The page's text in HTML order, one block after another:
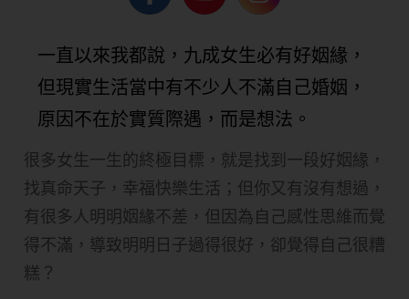
一直以來我都說，九成女生必有好姻緣，
但現實生活當中有不少人不滿自己婚姻，
原因不在於實質際遇，而是想法。
很多女生一生的終極目標，就是找到一段好姻緣，
找真命天子，幸福快樂生活；但你又有沒有想過，
有很多人明明姻緣不差，但因為自己感性思維而覺
得不滿，導致明明日子過得很好，卻覺得自己很糟
糕？